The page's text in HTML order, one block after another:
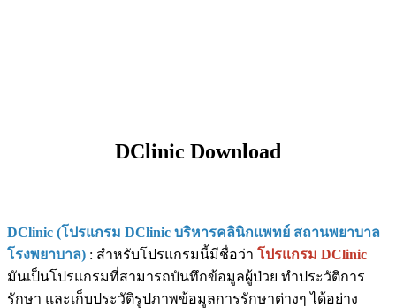
DClinic Download
DClinic (โปรแกรม DClinic บริหารคลินิกแพทย์ สถานพยาบาล
โรงพยาบาล) : สำหรับโปรแกรมนี้มีชื่อว่า โปรแกรม DClinic
มันเป็นโปรแกรมที่สามารถบันทึกข้อมูลผู้ป่วย ทำประวัติการ
รักษา และเก็บประวัติรูปภาพข้อมูลการรักษาต่างๆ ได้อย่าง